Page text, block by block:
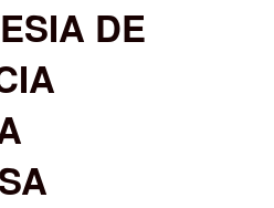
DE